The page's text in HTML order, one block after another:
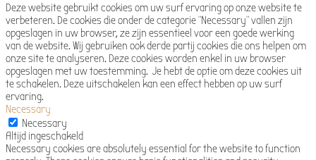
Deze website gebruikt cookies om uw surf ervaring op onze website te
verbeteren. De cookies die onder de categorie "Necessary" vallen zijn
opgeslagen in uw browser, ze zijn essentieel voor een goede werking
van de website. Wij gebruiken ook derde partij cookies die ons helpen om
onze site te analyseren. Deze cookies worden enkel in uw browser
opgeslagen met uw toestemming. Je hebt de optie om deze cookies uit
te schakelen. Deze uitschakelen kan een effect hebben op uw surf
ervaring.
Necessary
Necessary
Altijd ingeschakeld
Necessary cookies are absolutely essential for the website to function